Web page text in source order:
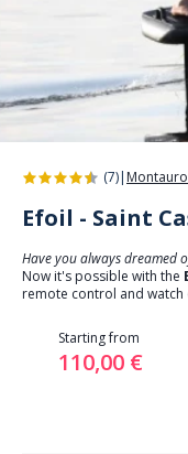
(7)|
Efoil - Saint
Have you always dreamed
Now it's possible with the
remote control and watch
Starting from
110,00 €